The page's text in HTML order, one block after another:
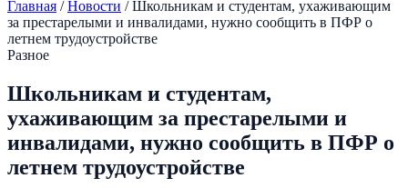
Главная / Новости / Школьникам и студентам, ухаживающим
за престарелыми и инвалидами, нужно сообщить в ПФР о
летнем трудоустройстве
Разное
Школьникам и студентам,
ухаживающим за престарелыми и
инвалидами, нужно сообщить в ПФР о
летнем трудоустройстве